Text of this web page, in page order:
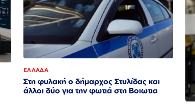
ΕΛΛΑΔΑ
Στη φυλακή ο δήμαρχος Στυλίδας και
άλλοι δύο για την φωτιά στη Βοιωτια